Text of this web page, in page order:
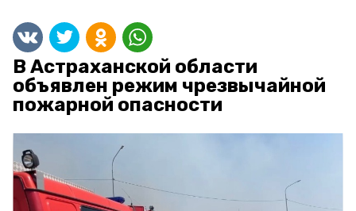
В Астраханской области
объявлен режим чрезвычайной
пожарной опасности